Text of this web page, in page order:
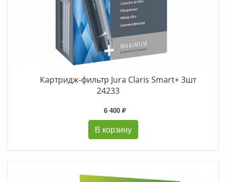
Картридж-фильтр Jura Claris Smart+ 3шт
24233
6 400 ₽
В корзину